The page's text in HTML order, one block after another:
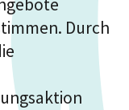
Durch